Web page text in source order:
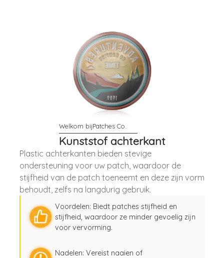
Kunststof achterkant
Plastic achterkanten bieden stevige
ondersteuning voor uw patch, waardoor de
stijfheid van de patch toeneemt en deze zijn vorm
behoudt, zelfs na langdurig gebruik.
Voordelen: Biedt patches stijfheid en
stijfheid, waardoor ze minder gevoelig zijn
voor vervorming.
Nadelen: Vereist naaien of